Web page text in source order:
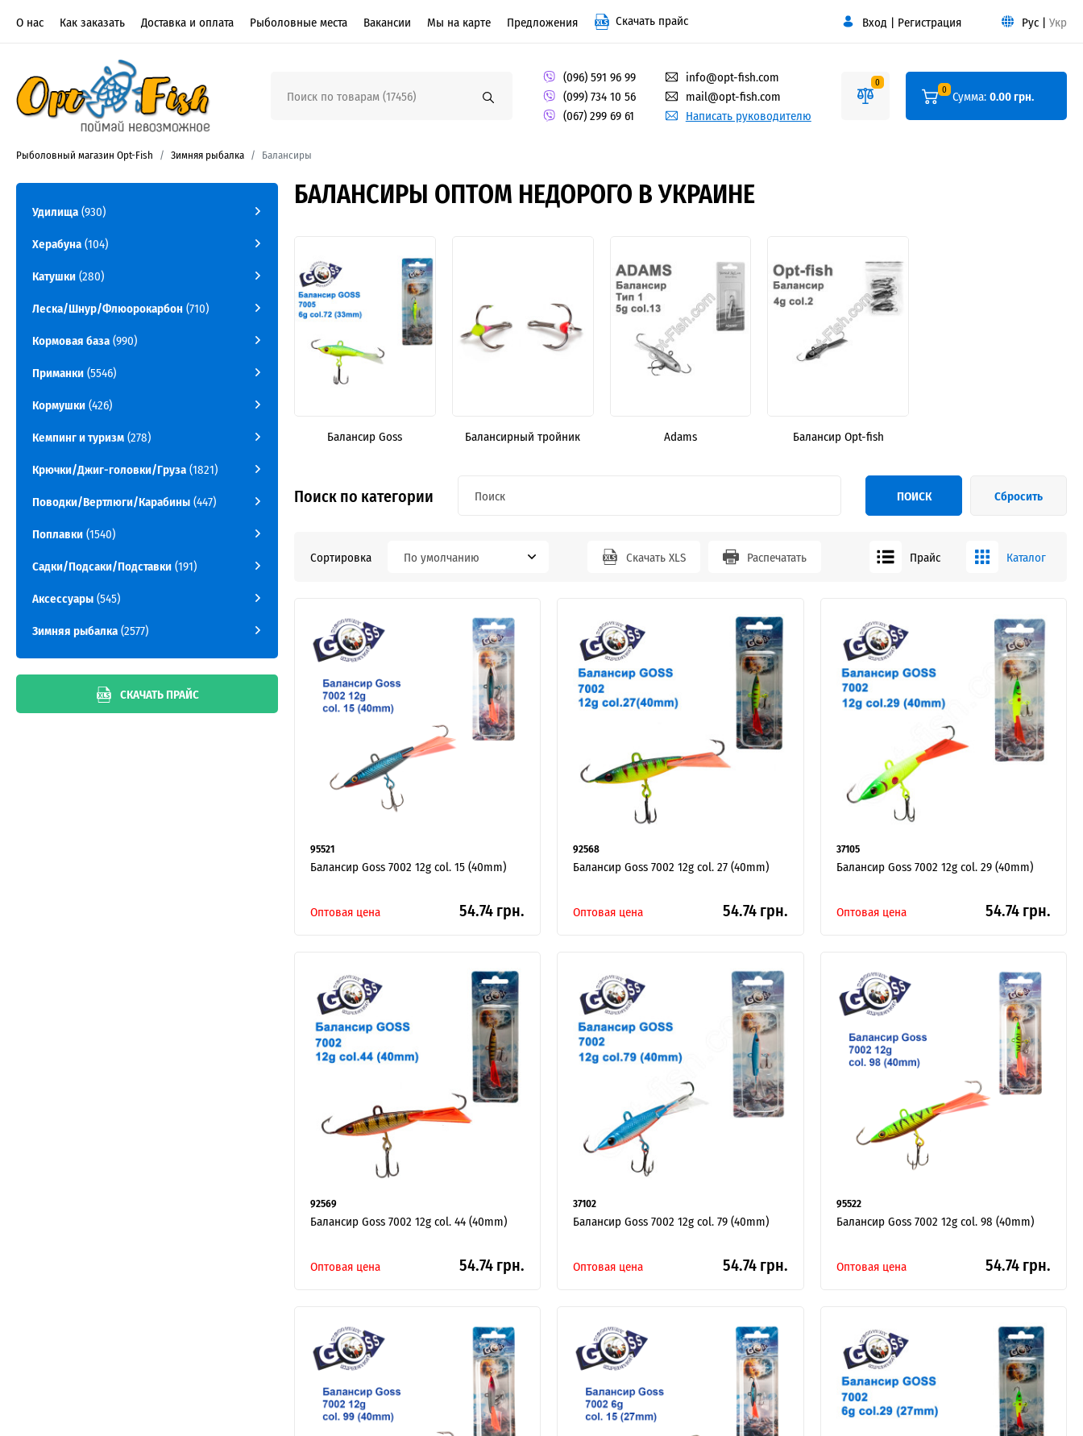
О нас Как заказать Доставка и оплата Рыболовные места Вакансии Мы на карте Предложения Скачать прайс Вход | Регистрация Рус | Укр
(096) 591 96 99
(099) 734 10 56
(067) 299 69 61
info@opt-fish.com
mail@opt-fish.com
Написать руководителю
0
0 Сумма:0.00 грн.
Рыболовный магазин Opt-Fish Зимняя рыбалка Балансиры
БАЛАНСИРЫ ОПТОМ НЕДОРОГО В УКРАИНЕ
Балансир Goss Балансирный тройник Adams Балансир Opt-fish
Поиск по категории ПОИСК Сбросить
Сортировка По умолчанию Скачать XLS Распечатать Прайс Каталог
95521
Балансир Goss 7002 12g col. 15 (40mm)
Оптовая цена 54.74 грн.
92568
Балансир Goss 7002 12g col. 27 (40mm)
Оптовая цена 54.74 грн.
37105
Балансир Goss 7002 12g col. 29 (40mm)
Оптовая цена 54.74 грн.
92569
Балансир Goss 7002 12g col. 44 (40mm)
Оптовая цена 54.74 грн.
37102
Балансир Goss 7002 12g col. 79 (40mm)
Оптовая цена 54.74 грн.
95522
Балансир Goss 7002 12g col. 98 (40mm)
Оптовая цена 54.74 грн.
Удилища(930)
Херабуна(104)
Катушки(280)
Леска/Шнур/Флюорокарбон(710)
Кормовая база(990)
Приманки(5546)
Кормушки(426)
Кемпинг и туризм(278)
Крючки/Джиг-головки/Груза(1821)
Поводки/Вертлюги/Карабины(447)
Поплавки(1540)
Садки/Подсаки/Подставки(191)
Аксессуары(545)
Зимняя рыбалка(2577)
СКАЧАТЬ ПРАЙС